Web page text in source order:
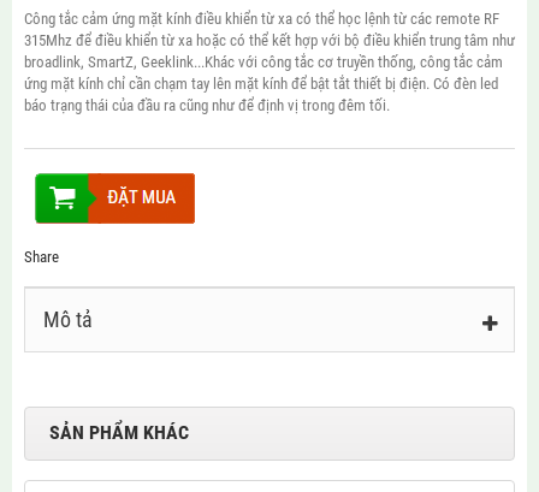
Công tắc cảm ứng mặt kính điều khiển từ xa có thể học lệnh từ các remote RF
315Mhz để điều khiển từ xa hoặc có thể kết hợp với bộ điều khiển trung tâm như
broadlink, SmartZ, Geeklink...Khác với công tắc cơ truyền thống, công tắc cảm
ứng mặt kính chỉ cần chạm tay lên mặt kính để bật tắt thiết bị điện. Có đèn led
báo trạng thái của đầu ra cũng như để định vị trong đêm tối.
Share
Mô tả
SẢN PHẨM KHÁC